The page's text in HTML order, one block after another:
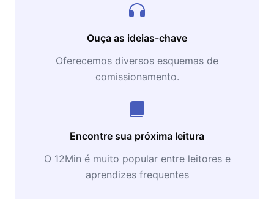
Ouça as ideias-chave
Oferecemos diversos esquemas de
comissionamento.
Encontre sua próxima leitura
O 12Min é muito popular entre leitores e
aprendizes frequentes